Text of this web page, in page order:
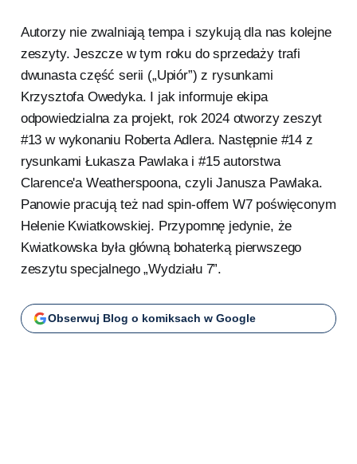
Autorzy nie zwalniają tempa i szykują dla nas kolejne
zeszyty. Jeszcze w tym roku do sprzedaży trafi
dwunasta część serii („Upiór”) z rysunkami
Krzysztofa Owedyka. I jak informuje ekipa
odpowiedzialna za projekt, rok 2024 otworzy zeszyt
#13 w wykonaniu Roberta Adlera. Następnie #14 z
rysunkami Łukasza Pawlaka i #15 autorstwa
Clarence'a Weatherspoona, czyli Janusza Pawlaka.
Panowie pracują też nad spin-offem W7 poświęconym
Helenie Kwiatkowskiej. Przypomnę jedynie, że
Kwiatkowska była główną bohaterką pierwszego
zeszytu specjalnego „Wydziału 7”.
Obserwuj Blog o komiksach w Google